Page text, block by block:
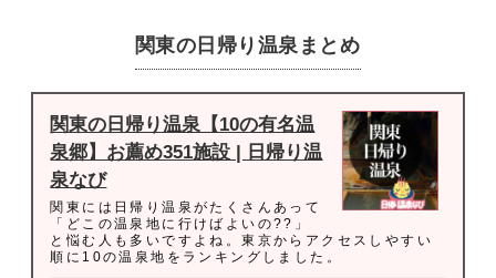
関東の日帰り温泉まとめ
関東の日帰り温泉【10の有名温
泉郷】お薦め351施設 | 日帰り温
泉なび
関東には日帰り温泉がたくさんあって
「どこの温泉地に行けばよいの??」
と悩む人も多いですよね。東京からアクセスしやすい
順に10の温泉地をランキングしました。